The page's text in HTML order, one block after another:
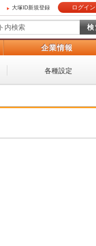
大塚ID新規登録 ログイン
企業情報
各種設定